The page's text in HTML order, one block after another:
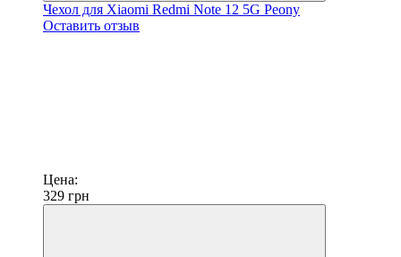
Чехол для Xiaomi Redmi Note 12 5G Peony
Оставить отзыв
Цена:
329 грн